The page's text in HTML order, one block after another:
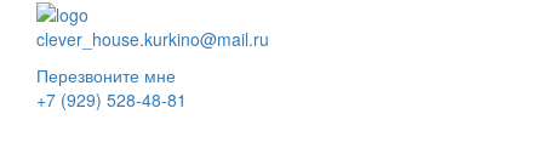
clever_house.kurkino@mail.ru
Перезвоните мне
+7 (929) 528-48-81